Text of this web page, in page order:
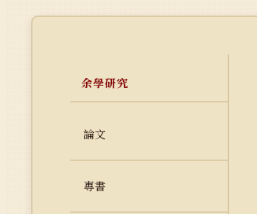
余學研究
論文
專書